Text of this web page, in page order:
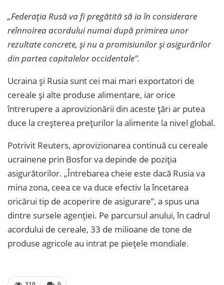
„Federația Rusă va fi pregătită să ia în considerare
reînnoirea acordului numai după primirea unor
rezultate concrete, și nu a promisiunilor și asigurărilor
din partea capitalelor occidentale”.
Ucraina și Rusia sunt cei mai mari exportatori de
cereale și alte produse alimentare, iar orice
întrerupere a aprovizionării din aceste țări ar putea
duce la creșterea prețurilor la alimente la nivel global.
Potrivit Reuters, aprovizionarea continuă cu cereale
ucrainene prin Bosfor va depinde de poziția
asigurătorilor. „Întrebarea cheie este dacă Rusia va
mina zona, ceea ce va duce efectiv la încetarea
oricărui tip de acoperire de asigurare”, a spus una
dintre sursele agenției. Pe parcursul anului, în cadrul
acordului de cereale, 33 de milioane de tone de
produse agricole au intrat pe piețele mondiale.